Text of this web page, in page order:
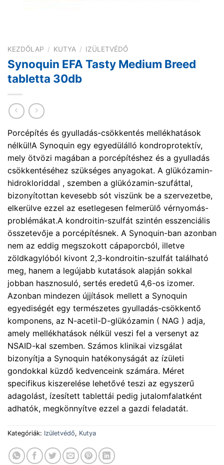
KEZDŐLAP / KUTYA / IZÜLETVÉDŐ
Synoquin EFA Tasty Medium Breed
tabletta 30db
Porcépítés és gyulladás-csökkentés mellékhatások
nélkül!A Synoquin egy egyedülálló kondroprotektív,
mely ötvözi magában a porcépítéshez és a gyulladás
csökkentéséhez szükséges anyagokat. A glükózamin-
hidrokloriddal , szemben a glükózamin-szufáttal,
bizonyítottan kevesebb sót viszünk be a szervezetbe,
elkerülve ezzel az esetlegesen felmerülő vérnyomás-
problémákat.A kondroitin-szulfát szintén esszenciális
összetevője a porcépítésnek. A Synoquin-ban azonban
nem az eddig megszokott cápaporcból, illetve
zöldkagylóból kivont 2,3-kondroitin-szulfát található
meg, hanem a legújabb kutatások alapján sokkal
jobban hasznosuló, sertés eredetű 4,6-os izomer.
Azonban mindezen újjítások mellett a Synoquin
egyediségét egy természetes gyulladás-csökkentő
komponens, az N-acetil-D-glükózamin ( NAG ) adja,
amely mellékhatások nélkül veszi fel a versenyt az
NSAID-kal szemben. Számos klinikai vizsgálat
bizonyítja a Synoquin hatékonyságát az ízületi
gondokkal küzdő kedvenceink számára. Méret
specifikus kiszerelése lehetővé teszi az egyszerű
adagolást, ízesített tablettái pedig jutalomfalatként
adhatók, megkönnyítve ezzel a gazdi feladatát.
Kategóriák: Izületvédő, Kutya